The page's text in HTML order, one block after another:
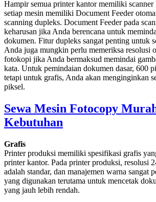
Hampir semua printer kantor memiliki
setiap mesin memiliki Document Feeder
scanning dupleks. Document Feeder pada
keharusan jika Anda berencana untuk
dokumen. Fitur dupleks sangat penting untuk
Anda juga mungkin perlu memeriksa resolusi
fotokopi jika Anda bermaksud memindai
kata. Untuk pemindaian dokumen dasar, 600
tetapi untuk grafis, Anda akan menginginkan
piksel.
Sewa Mesin Fotocopy
Kebutuhan
Grafis
Printer produksi memiliki spesifikasi grafis
printer kantor. Pada printer produksi, resolusi
adalah standar, dan manajemen warna sangat
yang digunakan terutama untuk mencetak
yang jauh lebih rendah.